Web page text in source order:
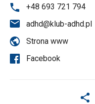
+48 693 721 794
adhd@klub-adhd.pl
Strona www
Facebook